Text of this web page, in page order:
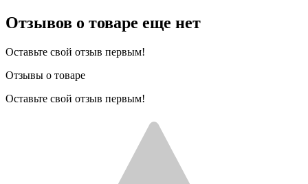
Отзывов о товаре еще нет
Оставьте свой отзыв первым!
Отзывы о товаре
Оставьте свой отзыв первым!